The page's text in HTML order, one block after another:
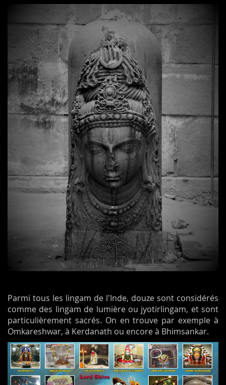
Parmi tous les lingam de l'Inde, douze sont considérés
comme des lingam de lumière ou jyotirlingam, et sont
particulièrement sacrés. On en trouve par exemple à
Omkareshwar, à Kerdanath ou encore à Bhimsankar.